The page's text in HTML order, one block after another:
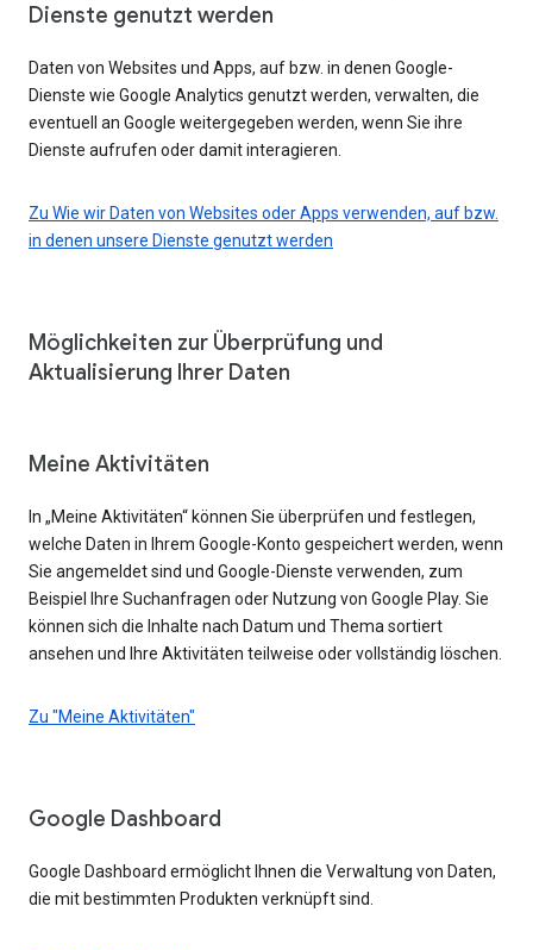
Dienste genutzt werden
Daten von Websites und Apps, auf bzw. in denen Google-
Dienste wie Google Analytics genutzt werden, verwalten, die
eventuell an Google weitergegeben werden, wenn Sie ihre
Dienste aufrufen oder damit interagieren.
Zu Wie wir Daten von Websites oder Apps verwenden, auf bzw.
in denen unsere Dienste genutzt werden
Möglichkeiten zur Überprüfung und
Aktualisierung Ihrer Daten
Meine Aktivitäten
In „Meine Aktivitäten“ können Sie überprüfen und festlegen,
welche Daten in Ihrem Google-Konto gespeichert werden, wenn
Sie angemeldet sind und Google-Dienste verwenden, zum
Beispiel Ihre Suchanfragen oder Nutzung von Google Play. Sie
können sich die Inhalte nach Datum und Thema sortiert
ansehen und Ihre Aktivitäten teilweise oder vollständig löschen.
Zu "Meine Aktivitäten"
Google Dashboard
Google Dashboard ermöglicht Ihnen die Verwaltung von Daten,
die mit bestimmten Produkten verknüpft sind.